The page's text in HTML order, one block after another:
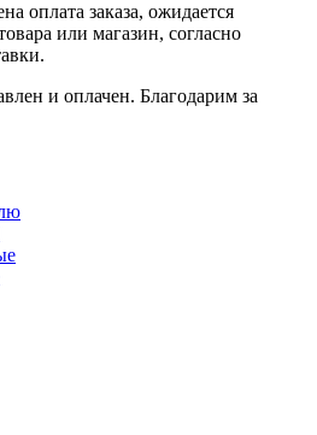
оплата заказа, ожидается
или магазин, согласно
и оплачен. Благодарим за